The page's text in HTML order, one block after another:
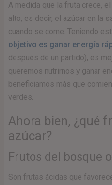
A medida que la fruta crece,
alto, es decir, el azúcar en la
cuando se come. Teniendo
objetivo es ganar energía
después de un partido), es
queremos nutrirnos y ganar
beneficiamos más que
verdes.
Ahora bien, ¿qué
azúcar?
Frutos del bosque
Son frutas ácidas que